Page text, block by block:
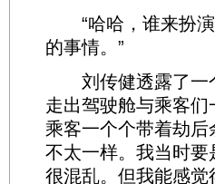
“哈哈，谁来扮演
的事情。”
刘传健透露了一
走出驾驶舱与乘客
乘客一个个带着劫
不太一样。我当时
很混乱。但我能感